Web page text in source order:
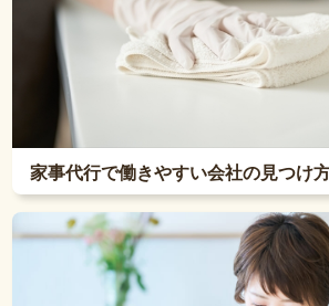
家事代行で働きやすい会社の見つけ